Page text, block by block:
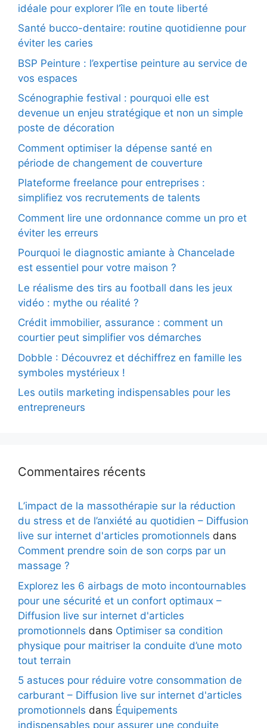
idéale pour explorer l’île en toute liberté
Santé bucco-dentaire: routine quotidienne pour
éviter les caries
BSP Peinture : l’expertise peinture au service de
vos espaces
Scénographie festival : pourquoi elle est
devenue un enjeu stratégique et non un simple
poste de décoration
Comment optimiser la dépense santé en
période de changement de couverture
Plateforme freelance pour entreprises :
simplifiez vos recrutements de talents
Comment lire une ordonnance comme un pro et
éviter les erreurs
Pourquoi le diagnostic amiante à Chancelade
est essentiel pour votre maison ?
Le réalisme des tirs au football dans les jeux
vidéo : mythe ou réalité ?
Crédit immobilier, assurance : comment un
courtier peut simplifier vos démarches
Dobble : Découvrez et déchiffrez en famille les
symboles mystérieux !
Les outils marketing indispensables pour les
entrepreneurs
Commentaires récents
L’impact de la massothérapie sur la réduction
du stress et de l’anxiété au quotidien – Diffusion
live sur internet d'articles promotionnels dans
Comment prendre soin de son corps par un
massage ?
Explorez les 6 airbags de moto incontournables
pour une sécurité et un confort optimaux –
Diffusion live sur internet d'articles
promotionnels dans Optimiser sa condition
physique pour maitriser la conduite d’une moto
tout terrain
5 astuces pour réduire votre consommation de
carburant – Diffusion live sur internet d'articles
promotionnels dans Équipements
indispensables pour assurer une conduite